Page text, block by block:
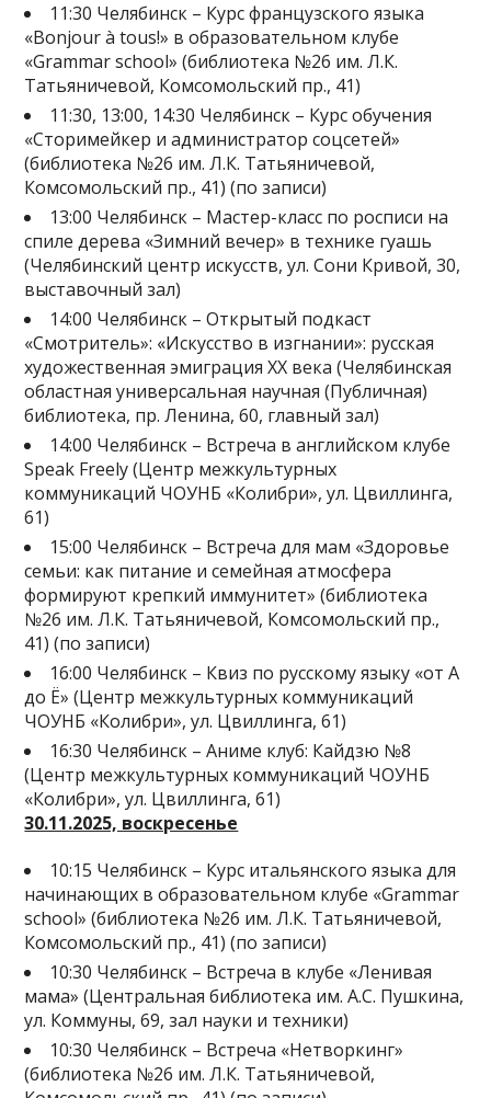
11:30 Челябинск – Курс французского языка
«Bonjour à tous!» в образовательном клубе
«Grammar school» (библиотека №26 им. Л.К.
Татьяничевой, Комсомольский пр., 41)
11:30, 13:00, 14:30 Челябинск – Курс обучения
«Сторимейкер и администратор соцсетей»
(библиотека №26 им. Л.К. Татьяничевой,
Комсомольский пр., 41) (по записи)
13:00 Челябинск – Мастер-класс по росписи на
спиле дерева «Зимний вечер» в технике гуашь
(Челябинский центр искусств, ул. Сони Кривой, 30,
выставочный зал)
14:00 Челябинск – Открытый подкаст
«Смотритель»: «Искусство в изгнании»: русская
художественная эмиграция XX века (Челябинская
областная универсальная научная (Публичная)
библиотека, пр. Ленина, 60, главный зал)
14:00 Челябинск – Встреча в английском клубе
Speak Freely (Центр межкультурных
коммуникаций ЧОУНБ «Колибри», ул. Цвиллинга,
61)
15:00 Челябинск – Встреча для мам «Здоровье
семьи: как питание и семейная атмосфера
формируют крепкий иммунитет» (библиотека
№26 им. Л.К. Татьяничевой, Комсомольский пр.,
41) (по записи)
16:00 Челябинск – Квиз по русскому языку «от А
до Ё» (Центр межкультурных коммуникаций
ЧОУНБ «Колибри», ул. Цвиллинга, 61)
16:30 Челябинск – Аниме клуб: Кайдзю №8
(Центр межкультурных коммуникаций ЧОУНБ
«Колибри», ул. Цвиллинга, 61)
30.11.2025, воскресенье
10:15 Челябинск – Курс итальянского языка для
начинающих в образовательном клубе «Grammar
school» (библиотека №26 им. Л.К. Татьяничевой,
Комсомольский пр., 41) (по записи)
10:30 Челябинск – Встреча в клубе «Ленивая
мама» (Центральная библиотека им. А.С. Пушкина,
ул. Коммуны, 69, зал науки и техники)
10:30 Челябинск – Встреча «Нетворкинг»
(библиотека №26 им. Л.К. Татьяничевой,